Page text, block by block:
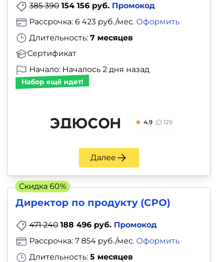
385 390 154 156 руб. Промокод
Длительность: 7 месяцев
Сертификат
Рассрочка: 6 423 руб./мес. Оформить
Начало: Началось 2 дня назад
Набор ещё идет!
4.9 129
Далее
Директор по продукту (CPO)
471 240 188 496 руб. Промокод
Длительность: 5 месяцев
Рассрочка: 7 854 руб./мес. Оформить
Скидка 60%